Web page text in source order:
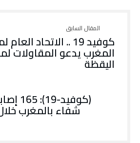
كوفيد 19 .. الاتحاد
المغرب يدعو المقاولات
اليقظة